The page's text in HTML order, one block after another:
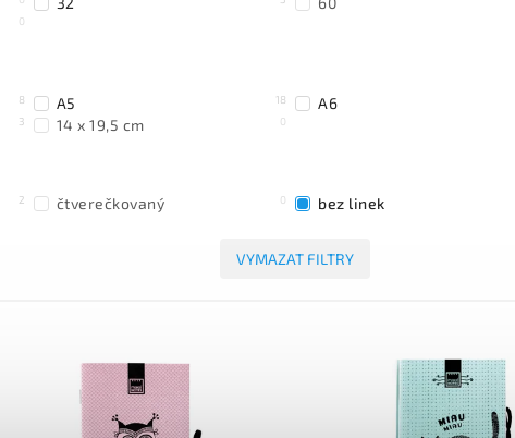
0
8 A5 18 A6
3 14 x 19,5 cm 0
2 čtverečkovaný 0 bez linek
VYMAZAT FILTRY